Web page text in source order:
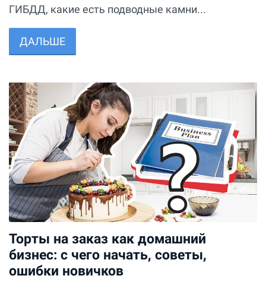
ГИБДД, какие есть подводные камни...
ДАЛЬШЕ
Торты на заказ как домашний
бизнес: с чего начать, советы,
ошибки новичков